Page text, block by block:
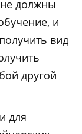
не должны
и
вид
другой
для